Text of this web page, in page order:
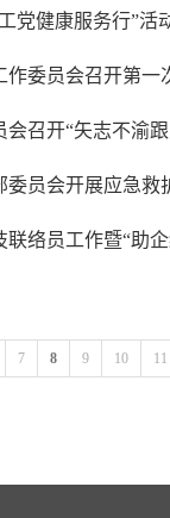
党健康服务行”活
作委员会召开第一
委员会开展应急救
络员工作暨“助
7 8 9 10 11